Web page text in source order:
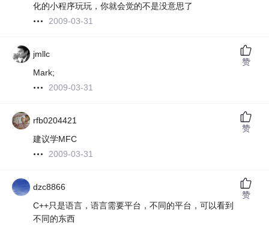
化的小程序玩玩，你就会觉的不是没意思了
2009-03-31
jmllc
Mark;
2009-03-31
赞
rfb0204421
建议学MFC
2009-03-31
赞
dzc8866
C++只是语言，语言需要平台，不同的平台，可以看到
不同的东西
赞